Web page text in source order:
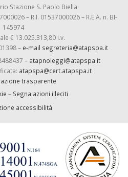
Stazione S. Paolo Biella
– R.I. 01537000026 – R.E.A. n. BI-
145974
€ 13.025.313,80 i.v.
– e-mail segreteria@atapspa.it
– atapnoleggi@atapspa.it
atapspa@cert.atapspa.it
trasparente
– Segnalazioni illeciti
accessibilità